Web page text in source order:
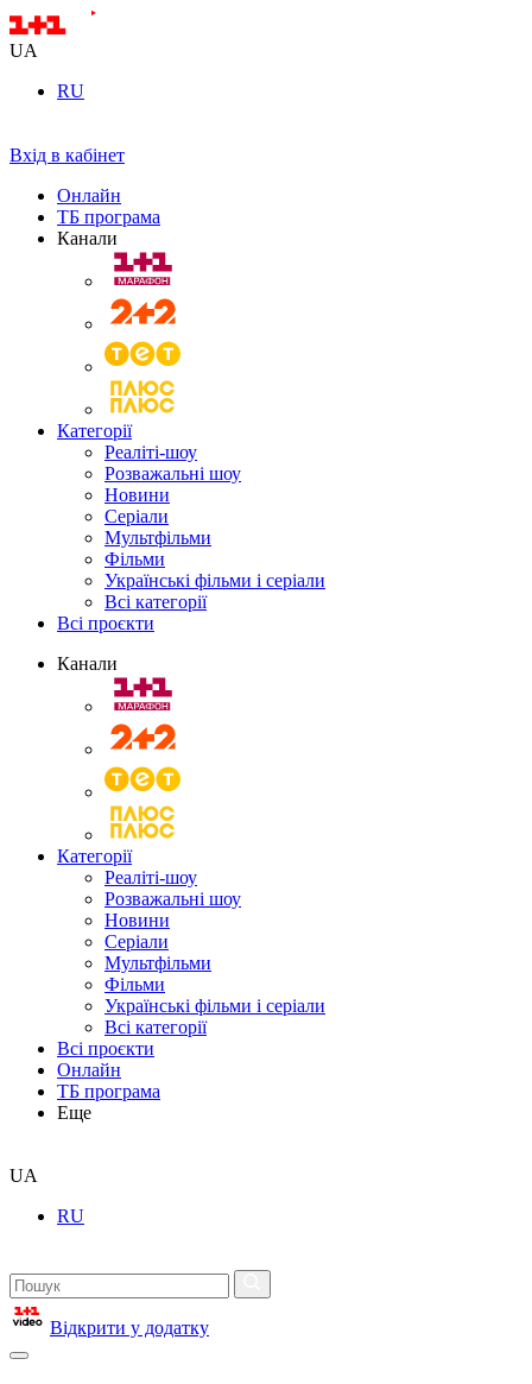
UA
RU
Вхід в кабінет
Онлайн
ТБ програма
Канали
Категорії
Реаліті-шоу
Розважальні шоу
Новини
Серіали
Мультфільми
Фільми
Українські фільми і серіали
Всі категорії
Всі проєкти
Канали
Категорії
Реаліті-шоу
Розважальні шоу
Новини
Серіали
Мультфільми
Фільми
Українські фільми і серіали
Всі категорії
Всі проєкти
Онлайн
ТБ програма
Еще
UA
RU
Відкрити у додатку